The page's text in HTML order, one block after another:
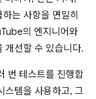
는 사항을 면밀히
의 엔지니어와
개선할 수 있습니다.
번 테스트를 진행합
스템을 사용하고, 그